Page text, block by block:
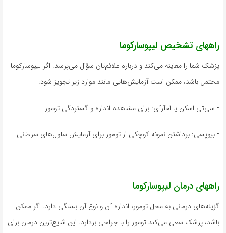
راههای تشخیص لیپوسارکوما
پزشک شما را معاینه می‌کند و درباره علائم‌تان سؤال می‌پرسد. اگر لیپوسارکوما
محتمل باشد، ممکن است آزمایش‌هایی مانند موارد زیر تجویز شود:
• سی‌تی اسکن یا ام‌آرآی: برای مشاهده اندازه و گستردگی تومور
• بیوپسی: برداشتن نمونه کوچکی از تومور برای آزمایش سلول‌های سرطانی
راههای درمان لیپوسارکوما
گزینه‌های درمانی به محل تومور، اندازه آن و نوع آن بستگی دارد. اگر ممکن
باشد، پزشک سعی می‌کند تومور را با جراحی بردارد. این شایع‌ترین درمان برای